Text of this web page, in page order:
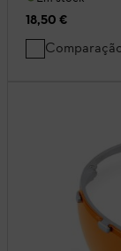
18,50 €